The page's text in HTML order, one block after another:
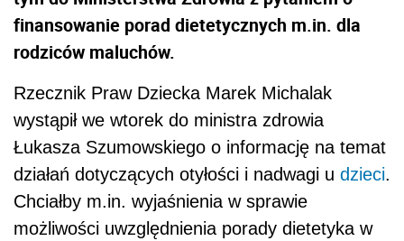
finansowanie porad dietetycznych m.in. dla
rodziców maluchów.
Rzecznik Praw Dziecka Marek Michalak
wystąpił we wtorek do ministra zdrowia
Łukasza Szumowskiego o informację na temat
działań dotyczących otyłości i nadwagi u dzieci.
Chciałby m.in. wyjaśnienia w sprawie
możliwości uwzględnienia porady dietetyka w